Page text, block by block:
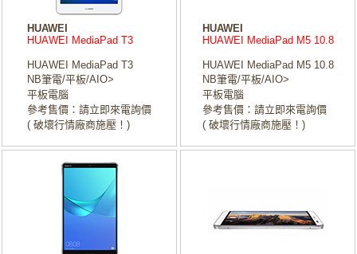
HUAWEI
HUAWEI MediaPad T3
HUAWEI MediaPad T3
NB筆電/平板/AIO>
平板電腦
參考售價：請立即來電詢價
( 破壞行情廠商施壓！)
HUAWEI
HUAWEI MediaPad M5 10.8
HUAWEI MediaPad M5 10.8
NB筆電/平板/AIO>
平板電腦
參考售價：請立即來電詢價
( 破壞行情廠商施壓！)